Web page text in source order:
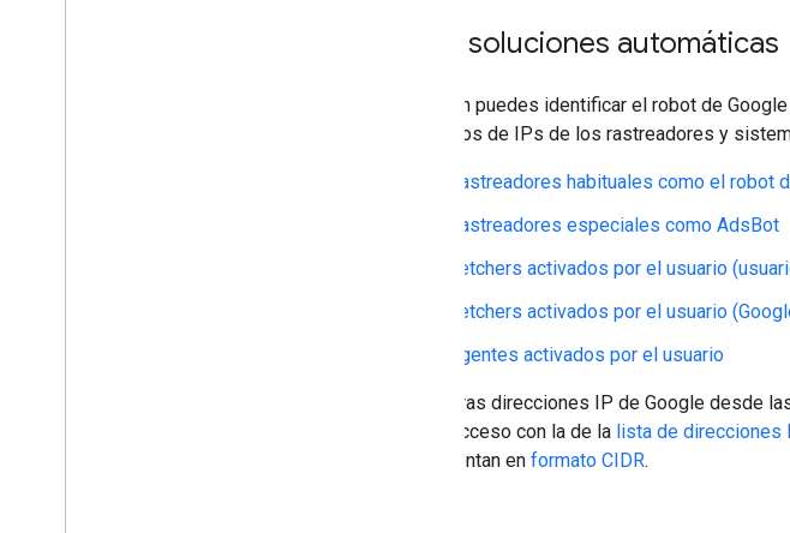
Usar soluciones automáticas
También puedes identificar el robot de
intervalos de IPs de los rastreadores y
Rastreadores habituales como el robot
Rastreadores especiales como AdsBot
Fetchers activados por el usuario
Fetchers activados por el usuario
Agentes activados por el usuario
Para otras direcciones IP de Google desde
IP de acceso con la de la lista de direcciones
representan en formato CIDR.